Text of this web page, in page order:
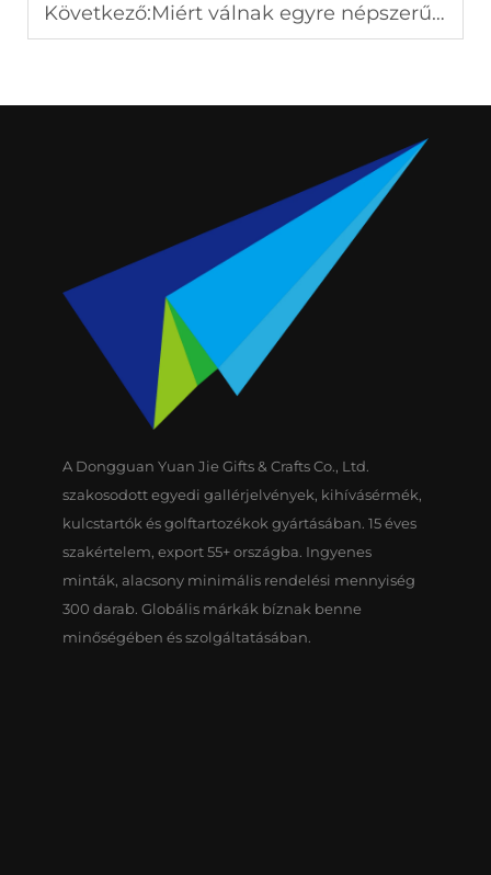
Következő:Miért válnak egyre népszerűbbé a személyre szabott golflap tartók?
A Dongguan Yuan Jie Gifts & Crafts Co., Ltd.
szakosodott egyedi gallérjelvények, kihívásérmék,
kulcstartók és golftartozékok gyártásában. 15 éves
szakértelem, export 55+ országba. Ingyenes
minták, alacsony minimális rendelési mennyiség
300 darab. Globális márkák bíznak benne
minőségében és szolgáltatásában.